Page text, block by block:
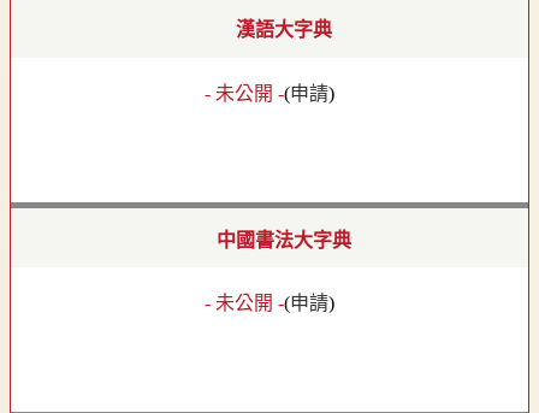
漢語大字典
- 未公開 -(申請)
中國書法大字典
- 未公開 -(申請)